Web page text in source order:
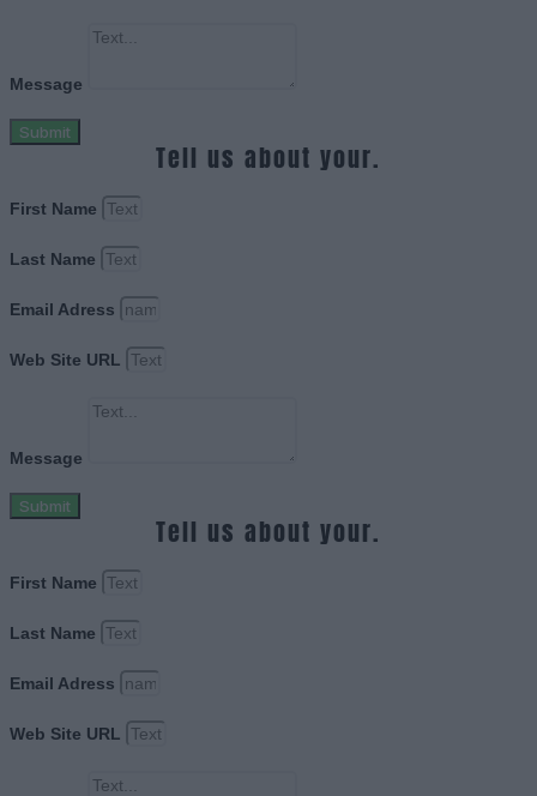
Message
Submit
Tell us about your.
First Name
Last Name
Email Adress
Web Site URL
Message
Submit
Tell us about your.
First Name
Last Name
Email Adress
Web Site URL